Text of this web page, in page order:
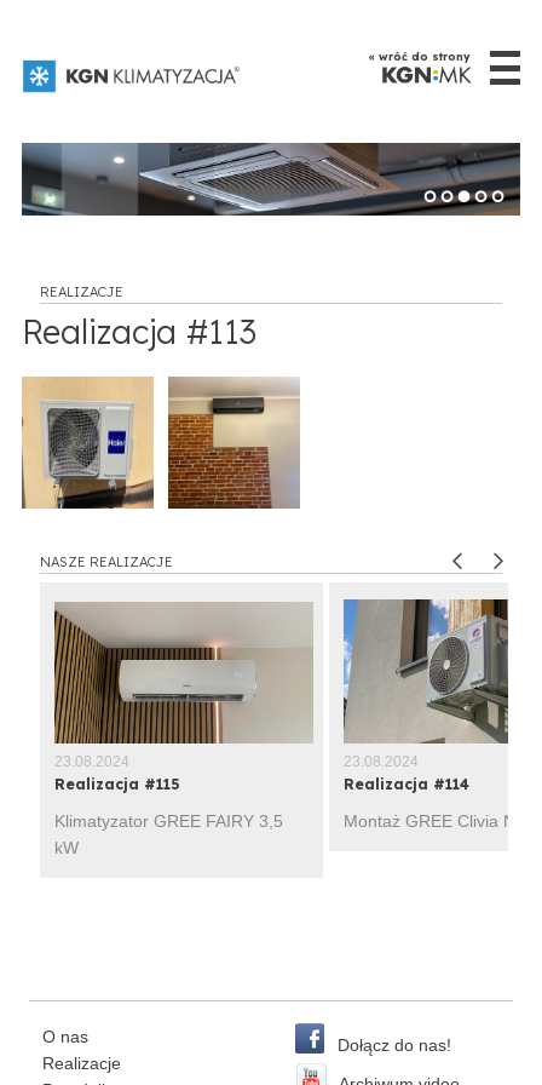
« wróć do strony ☰
REALIZACJE
Realizacja #113
NASZE REALIZACJE
23.08.2024
Realizacja #115
Klimatyzator GREE FAIRY 3,5
kW
23.08.2024
Realizacja #114
Montaż GREE Clivia
O nas
Realizacje
Dołącz do nas!